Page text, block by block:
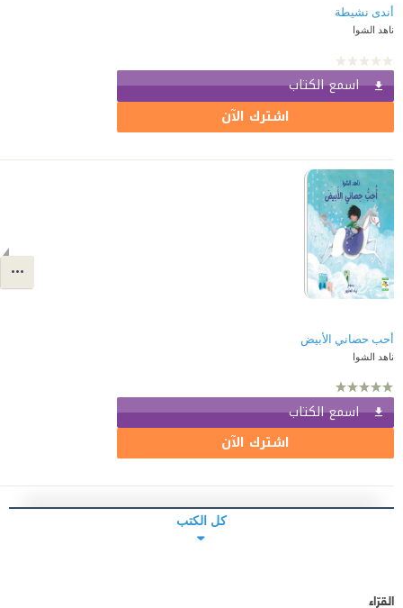
أندى نشيطة
ناهد الشوا
اسمع الكتاب
اشترك الآن
أحب حصاني الأبيض
ناهد الشوا
اسمع الكتاب
اشترك الآن
كل الكتب
القرّاء